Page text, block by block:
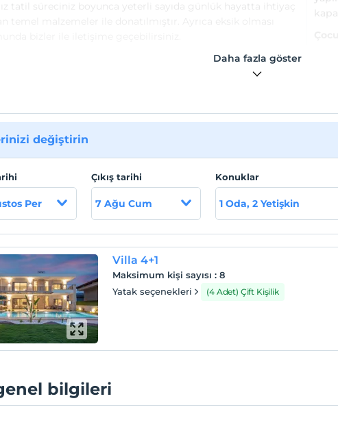
tatil süreciniz boyunca yeterli sayıda günlük hayatta ihtiyaç
Bölgesi' nde yer alan Villa Alis; misafirlerine sakin ve
bir bölgede şehir ortamının kalabalığından uzak mutlu bir
Daha fazla göster
değiştirin
Per
Çıkış tarihi
7 Ağu Cum
Konuklar
1 Oda, 2 Yetişkin
Villa 4+1
Maksimum kişi sayısı :8
Yatak seçenekleri
(4 Adet) Çift Kişilik
bilgileri